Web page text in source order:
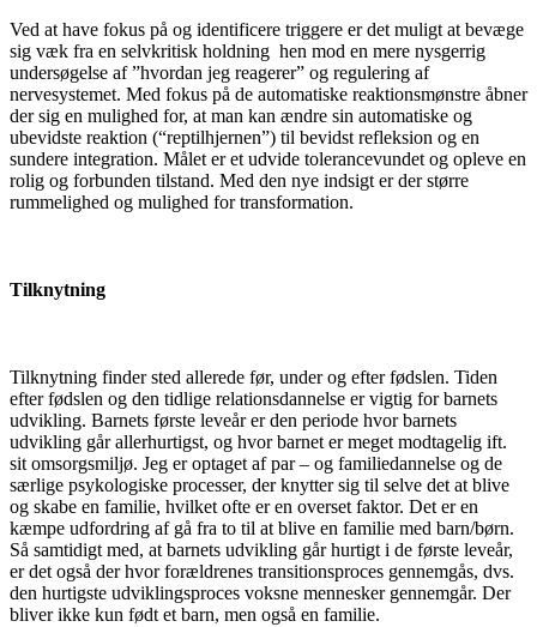
Ved at have fokus på og identificere triggere er det muligt at bevæge
sig væk fra en selvkritisk holdning hen mod en mere nysgerrig
undersøgelse af ”hvordan jeg reagerer” og regulering af
nervesystemet. Med fokus på de automatiske reaktionsmønstre åbner
der sig en mulighed for, at man kan ændre sin automatiske og
ubevidste reaktion (“reptilhjernen”) til bevidst refleksion og en
sundere integration. Målet er et udvide tolerancevundet og opleve en
rolig og forbunden tilstand. Med den nye indsigt er der større
rummelighed og mulighed for transformation.
Tilknytning
Tilknytning finder sted allerede før, under og efter fødslen. Tiden
efter fødslen og den tidlige relationsdannelse er vigtig for barnets
udvikling. Barnets første leveår er den periode hvor barnets
udvikling går allerhurtigst, og hvor barnet er meget modtagelig ift.
sit omsorgsmiljø. Jeg er optaget af par – og familiedannelse og de
særlige psykologiske processer, der knytter sig til selve det at blive
og skabe en familie, hvilket ofte er en overset faktor. Det er en
kæmpe udfordring af gå fra to til at blive en familie med barn/børn.
Så samtidigt med, at barnets udvikling går hurtigt i de første leveår,
er det også der hvor forældrenes transitionsproces gennemgås, dvs.
den hurtigste udviklingsproces voksne mennesker gennemgår. Der
bliver ikke kun født et barn, men også en familie.